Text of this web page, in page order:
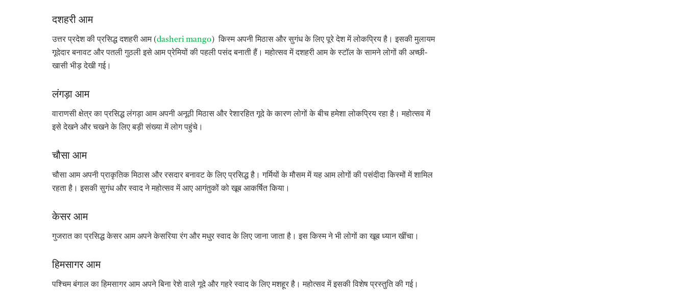
दशहरी आम
उत्तर प्रदेश की प्रसिद्ध दशहरी आम (dasheri mango) किस्म अपनी मिठास और सुगंध के लिए पूरे देश में लोकप्रिय है। इसकी मुलायम
गूदेदार बनावट और पतली गुठली इसे आम प्रेमियों की पहली पसंद बनाती हैं। महोत्सव में दशहरी आम के स्टॉल के सामने लोगों की अच्छी-
खासी भीड़ देखी गई।
लंगड़ा आम
वाराणसी क्षेत्र का प्रसिद्ध लंगड़ा आम अपनी अनूठी मिठास और रेशारहित गूदे के कारण लोगों के बीच हमेशा लोकप्रिय रहा है। महोत्सव में
इसे देखने और चखने के लिए बड़ी संख्या में लोग पहुंचे।
चौसा आम
चौसा आम अपनी प्राकृतिक मिठास और रसदार बनावट के लिए प्रसिद्ध है। गर्मियों के मौसम में यह आम लोगों की पसंदीदा किस्मों में शामिल
रहता है। इसकी सुगंध और स्वाद ने महोत्सव में आए आगंतुकों को खूब आकर्षित किया।
केसर आम
गुजरात का प्रसिद्ध केसर आम अपने केसरिया रंग और मधुर स्वाद के लिए जाना जाता है। इस किस्म ने भी लोगों का खूब ध्यान खींचा।
हिमसागर आम
पश्चिम बंगाल का हिमसागर आम अपने बिना रेशे वाले गूदे और गहरे स्वाद के लिए मशहूर है। महोत्सव में इसकी विशेष प्रस्तुति की गई।